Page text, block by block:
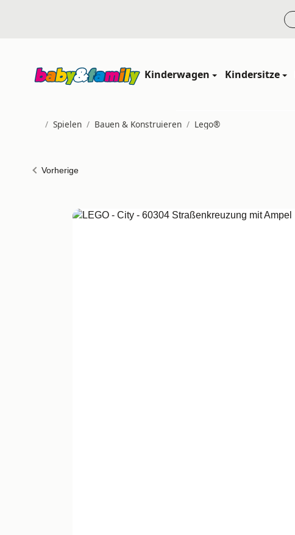
Kinderwagen Kindersitze
/ Spielen / Bauen & Konstruieren / Lego®
Vorherige